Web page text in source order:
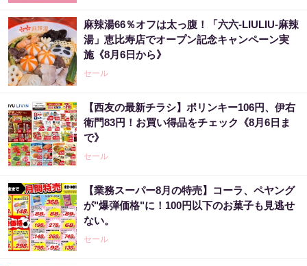
麻辣湯66％オフは太っ腹！「六六-LIULIU-麻辣
湯」恵比寿店でオープン記念キャンペーン実
施《8月6日から》
セール
【西友の最新チラシ】ポリンキー106円、伊右
衛門83円！お買い得品をチェック《8月6日ま
で》
セール
【業務スーパー8月の特売】コーラ、ペヤング
が"爆弾価格"に！100円以下のお菓子も見逃せ
ない。
セール